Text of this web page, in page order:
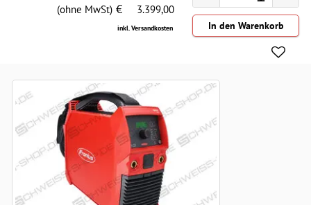
(ohne MwSt) € 3.399,00
inkl. Versandkosten